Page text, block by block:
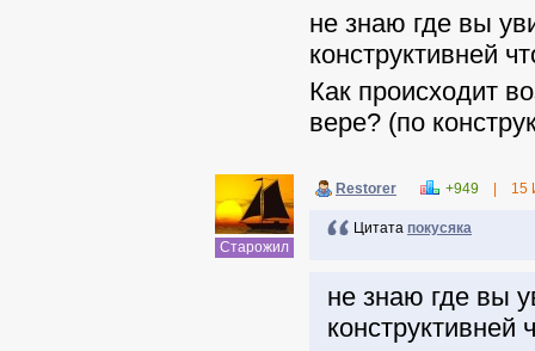
не знаю где вы
конструктивней
Как происходит
вере? (по
Старожил
Restorer +949 15
Цитата покусяка
не знаю где вы
конструктивней